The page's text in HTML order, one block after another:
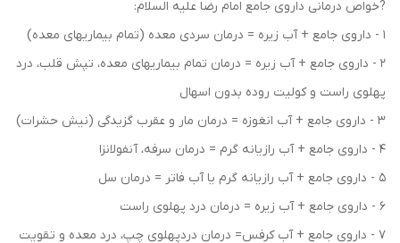
?خواص درمانی داروی جامع امام رضا علیه السلام:
1 - داروی جامع + آب زیره = درمان سردی معده (تمام بیماریهای معده)
2 - داروی جامع + آب زیره = درمان تمام بیماریهای معده، تپش قلب، درد
پهلوی راست و کولیت روده بدون اسهال
3 - داروی جامع + آب انغوزه = درمان مار و عقرب گزیدگی (نیش حشرات)
4 - داروی جامع + آب رازیانه گرم = درمان سرفه، آنفولانزا
5 - داروی جامع + آب رازیانه گرم یا آب فاتر = درمان سل
6 - داروی جامع + آب زیره = درمان درد پهلوی راست
7 - داروی جامع + آب کرفس= درمان دردپهلوی چپ، درد معده و تقویت